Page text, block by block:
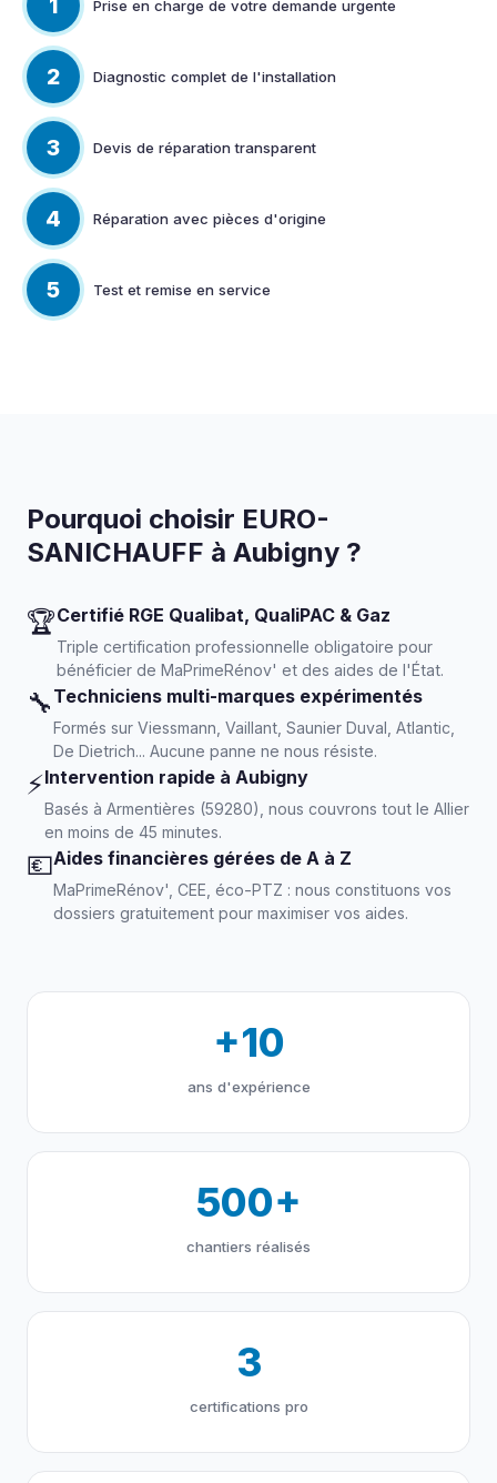
1 Prise en charge de votre demande urgente
2 Diagnostic complet de l'installation
3 Devis de réparation transparent
4 Réparation avec pièces d'origine
5 Test et remise en service
Pourquoi choisir EURO-
SANICHAUFF à Aubigny ?
🏆Certifié RGE Qualibat, QualiPAC & Gaz
Triple certification professionnelle obligatoire pour
bénéficier de MaPrimeRénov' et des aides de l'État.
🔧 Techniciens multi-marques expérimentés
Formés sur Viessmann, Vaillant, Saunier Duval, Atlantic,
De Dietrich... Aucune panne ne nous résiste.
⚡Intervention rapide à Aubigny
Basés à Armentières (59280), nous couvrons tout le Allier
en moins de 45 minutes.
💶Aides financières gérées de A à Z
MaPrimeRénov', CEE, éco-PTZ : nous constituons vos
dossiers gratuitement pour maximiser vos aides.
+10
ans d'expérience
500+
chantiers réalisés
3
certifications pro